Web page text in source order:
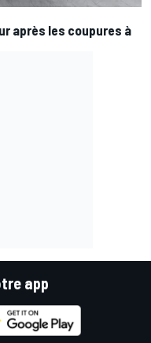
après les coupures à
app